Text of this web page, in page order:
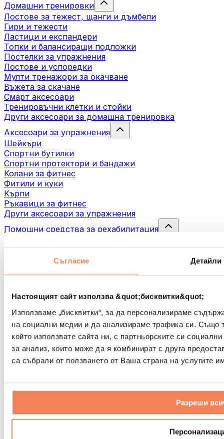
Съгласие Детайли
Настоящият сайт използва &quot;бисквитки&quot;
Използваме „бисквитки“, за да персонализираме
на социални медии и да анализираме трафика си. Също
който използвате сайта ни, с партньорските си
за анализ, които може да я комбинират с друга
са събрали от ползването от Ваша страна на услугите
Разреши
Домашни тренировки
Лостове за тежест, щанги и дъмбели
Гири и тежести
Ластици и експандери
Топки и балансиращи подложки
Постелки за упражнения
Лостове и успоредки
Мулти тренажори за окачване
Въжета за скачане
Смарт аксесоари
Тренировъчни клетки и стойки
Други аксесоари за домашна тренировка
Аксесоари за упражнения
Шейкъри
Спортни бутилки
Спортни протектори и бандажи
Колани за фитнес
Фитили и куки
Кърпи
Ръкавици за фитнес
Други аксесоари за упражнения
Помощни средства за рехабилитация
Инструменти за масаж
Масажни ролери
Чанти и аксесоари за храна
Чанти за фитнес
Раници
Аксесоари според вида дейност
Бойни спортове
Колоездене
Студена терапия
Плуване
Биохакинг